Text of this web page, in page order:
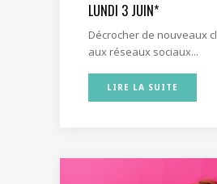
LUNDI 3 JUIN*
Décrocher de nouveaux
aux réseaux sociaux...
LIRE LA SUITE